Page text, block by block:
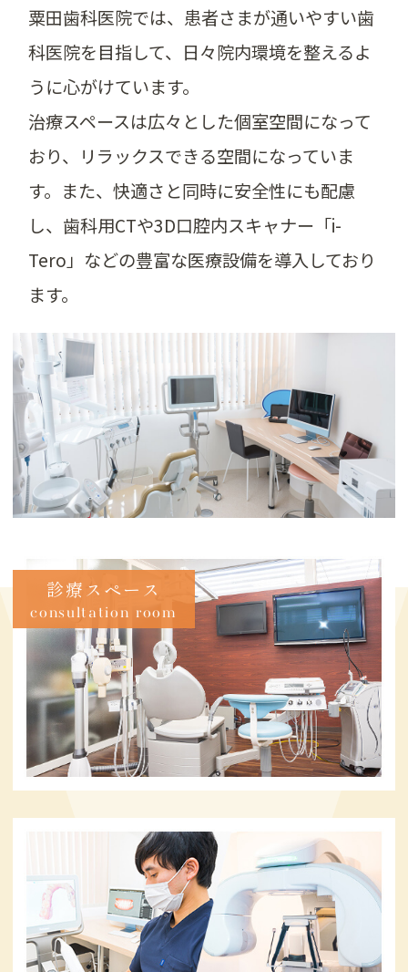
粟田歯科医院では、患者さまが通いやすい歯
科医院を目指して、日々院内環境を整えるよ
うに心がけています。
治療スペースは広々とした個室空間になって
おり、リラックスできる空間になっていま
す。また、快適さと同時に安全性にも配慮
し、歯科用CTや3D口腔内スキャナー「i-
Tero」などの豊富な医療設備を導入しており
ます。
診療スペース
consultation room